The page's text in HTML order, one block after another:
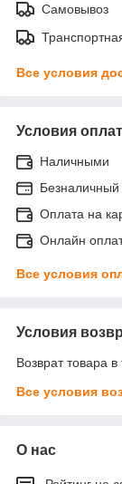
Самовывоз
Все условия
Условия
Наличными
Безналичный
Оплата на
Онлайн
Все условия
Условия
Возврат товара
Все условия
О нас